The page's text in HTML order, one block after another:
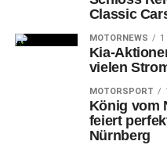
bis 14 Uhr das Mittags-
Uhr das Last-Order-
Zwingend erforderlich ist
Voranmeldung bis 11.
Internationale
ib@stadt.nuernberg.de
Sachs-Platz 2, 90403
Classic
MOTORNEWS
Kia-
vielen
MOTORSPORT
König vom
feiert
Nürnberg